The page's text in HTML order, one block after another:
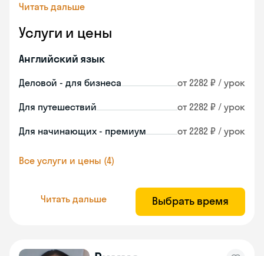
Читать дальше
Услуги и цены
Английский язык
Деловой - для бизнеса от 2282 ₽ / урок
Для путешествий от 2282 ₽ / урок
Для начинающих - премиум от 2282 ₽ / урок
Все услуги и цены (4)
Читать дальше Выбрать время